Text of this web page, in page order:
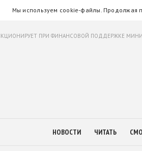
Мы используем cookie-файлы. Продолжая
ПРИ ФИНАНСОВОЙ ПОДДЕРЖКЕ
НОВОСТИ ЧИТАТЬ